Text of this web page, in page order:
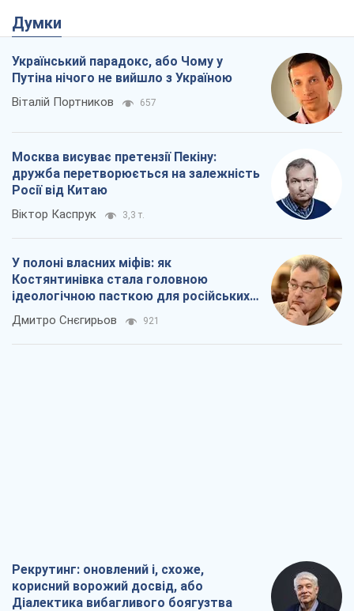
Думки
Український парадокс, або Чому у
Путіна нічого не вийшло з Україною
Віталій Портников 657
Москва висуває претензії Пекіну:
дружба перетворюється на залежність
Росії від Китаю
Віктор Каспрук 3,3 т.
У полоні власних міфів: як
Костянтинівка стала головною
ідеологічною пасткою для російських
окупантів
Дмитро Снєгирьов 921
Рекрутинг: оновлений і, схоже,
корисний ворожий досвід, або
Діалектика вибагливого боягузтва